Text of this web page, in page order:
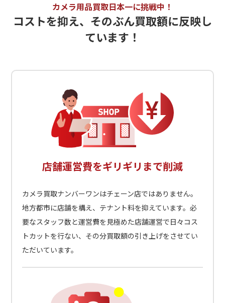
カメラ用品買取日本一に挑戦中！
コストを抑え、そのぶん買取額に反映し
ています！
店舗運営費をギリギリまで削減
カメラ買取ナンバーワンはチェーン店ではありません。
地方都市に店舗を構え、テナント料を抑えています。必
要なスタッフ数と運営費を見極めた店舗運営で日々コス
トカットを行ない、その分買取額の引き上げをさせてい
ただいています。